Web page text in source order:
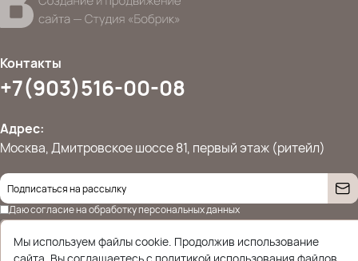
Контакты
+7(903)516-00-08
Адрес:
Москва, Дмитровское шоссе 81, первый этаж (ритейл)
Даю согласие наобработку персональных данных
© 2026 Ettoplus.ru — Все права защищены.
Политика конфиденциальности
Мы используем файлы cookie. Продолжив использование